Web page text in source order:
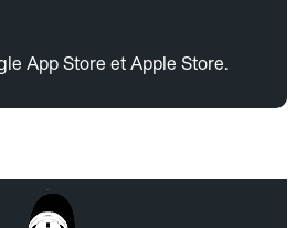
App Store et Apple Store.